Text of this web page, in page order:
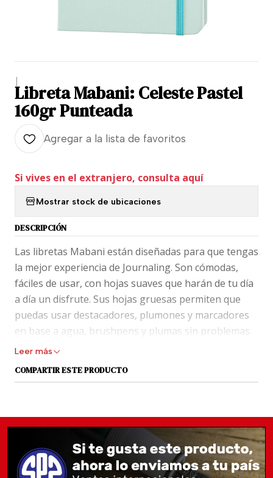
|
Libreta Mabani: Celeste Pastel
160gr Punteada
Agregar a la lista de favoritos
Si vives en el extranjero, consulta aquí
Mostrar stock de ubicaciones
DESCRIPCIÓN
Las libretas Mabani están diseñadas para que tengas
la mejor experiencia de Journaling. Son cómodas,
fáciles de usar, con hojas suaves que harán de tu día
a día un disfrute. Sus hojas gruesas permiten que
puedas usar destacadores, plumones y marcadores
en base a agua, brushpens y plumas sin problemas.
Gracias a el soporte de lápiz será más cómodo
transportarla sin perderte ninguna nota. El bolsillo
libretas Mabani son ideales para usar en Listas,
Registros, Notas de libros, Recetarios, Notas, Bullet
Journal, Planner y más!
Leer más
COMPARTIR ESTE PRODUCTO